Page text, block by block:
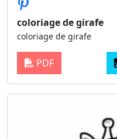
coloriage de girafe
coloriage de girafe
PDF